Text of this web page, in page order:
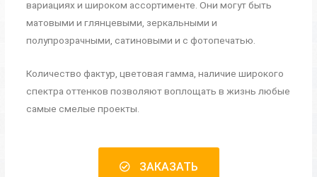
вариациях и широком ассортименте. Они могут быть
матовыми и глянцевыми, зеркальными и
полупрозрачными, сатиновыми и с фотопечатью.
Количество фактур, цветовая гамма, наличие широкого
спектра оттенков позволяют воплощать в жизнь любые
самые смелые проекты.
ЗАКАЗАТЬ